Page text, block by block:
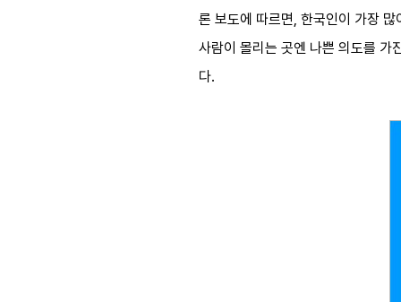
론 보도에 따르면, 한국인이 가장
사람이 몰리는 곳엔 나쁜 의도를 가
다.